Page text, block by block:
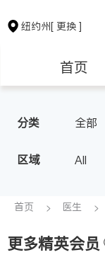
纽约州[ 更换 ]
首页
保险理财
银行贷款
建筑装修
分类 全部
眼科
心脏科
肠胃
区域 All
Long
首页 医生
更多精英会员